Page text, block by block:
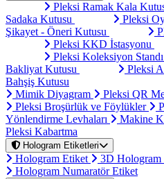
Pleksi Ramak Kala
Sadaka Kutusu
Pleksi Oy
Şikayet - Öneri Kutusu
Pleksi KKD İstasyonu
Pleksi Koleksiyon Standı
Bakliyat Kutusu
Pleksi
Bahşiş Kutusu
Mimik Diyagram
Pleksi QR
Pleksi Broşürlük ve Föylükler
Yönlendirme Levhaları
Makine
Pleksi Kabartma
Hologram Etiketleri
Hologram Etiket 3D Hologram
Hologram Numaratör Etiket